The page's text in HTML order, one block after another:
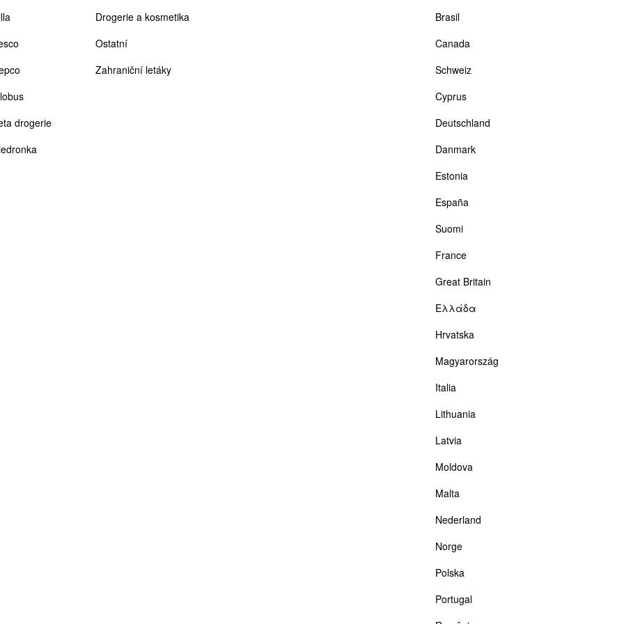
drogerie
Drogerie a kosmetika
Ostatní
Zahraniční letáky
Brasil
Canada
Schweiz
Cyprus
Deutschland
Danmark
Estonia
España
Suomi
France
Great Britain
Ελλάδα
Hrvatska
Magyarország
Italia
Lithuania
Latvia
Moldova
Malta
Nederland
Norge
Polska
Portugal